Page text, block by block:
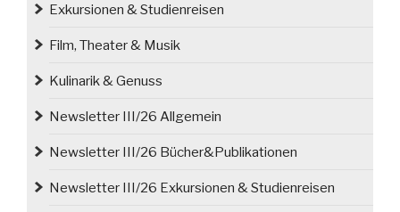
Exkursionen & Studienreisen
Film, Theater & Musik
Kulinarik & Genuss
Newsletter III/26 Allgemein
Newsletter III/26 Bücher&Publikationen
Newsletter III/26 Exkursionen & Studienreisen